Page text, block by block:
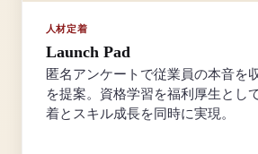
人材定着
Launch Pad
匿名アンケートで従業員の本音を
を提案。資格学習を福利厚生とし
着とスキル成長を同時に実現。